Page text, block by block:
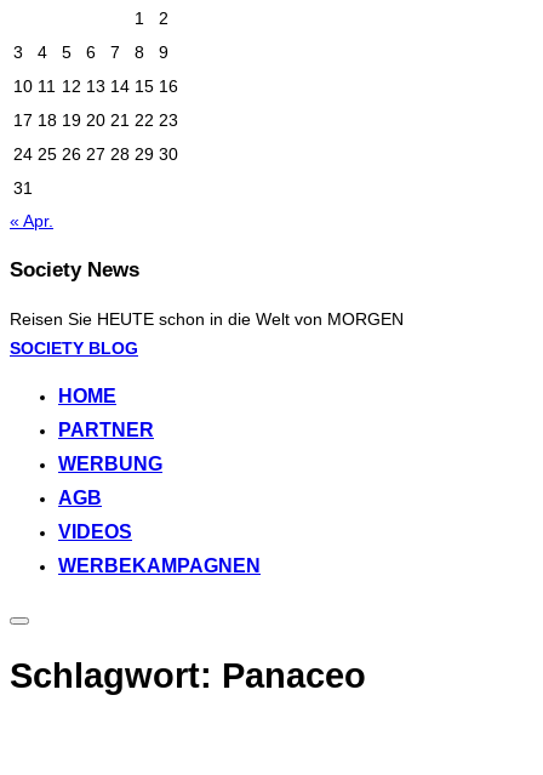
1
2
3
4 5 6 7 8
9
10 11 12 13 14 15 16
17 18 19 20 21 22 23
24 25 26 27 28 29 30
31
« Apr.
Society News
Reisen Sie HEUTE schon in die Welt von MORGEN
Zum
springen
SOCIETY BLOG
HOME
PARTNER
WERBUNG
AGB
VIDEOS
WERBEKAMPAGNEN
Seitenleiste
Navigation
umschalten
Schlagwort: Panaceo